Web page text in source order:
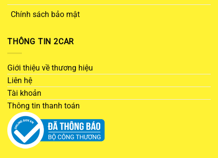
Chính sách bảo mật
THÔNG TIN 2CAR
Giới thiệu về thương hiệu
Liên hệ
Tài khoản
Thông tin thanh toán